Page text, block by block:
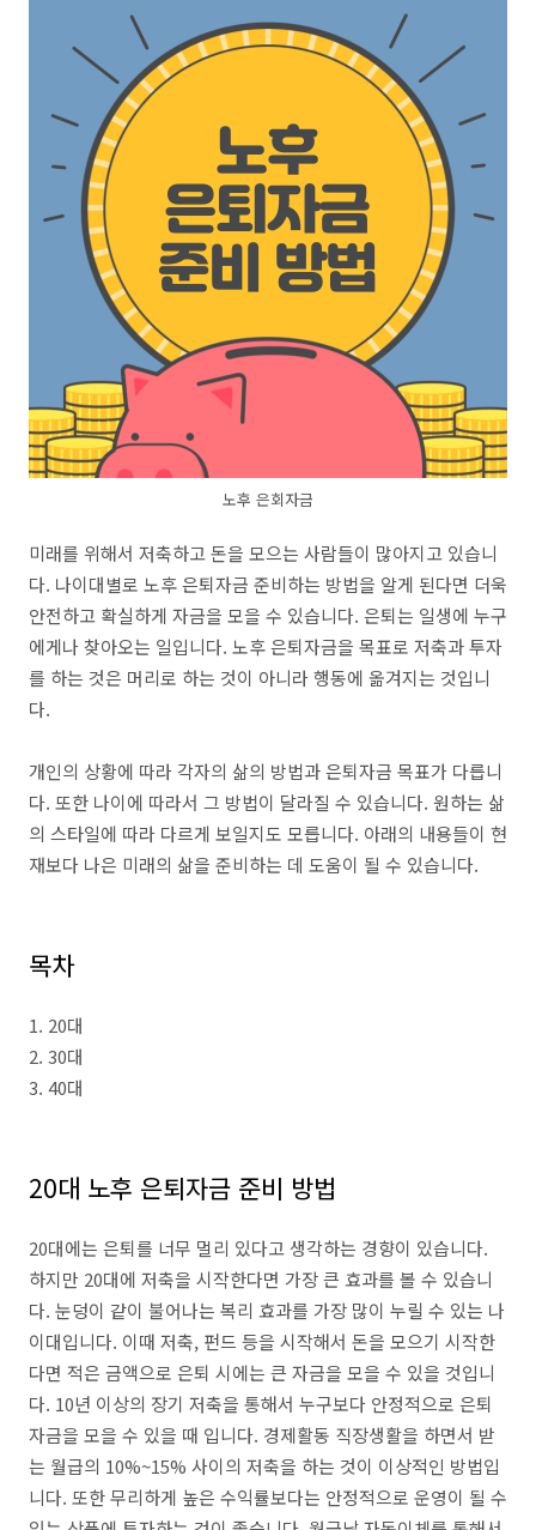
노후 은회자금
미래를 위해서 저축하고 돈을 모으는 사람들이 많아지고 있습니
다. 나이대별로 노후 은퇴자금 준비하는 방법을 알게 된다면 더욱
안전하고 확실하게 자금을 모을 수 있습니다. 은퇴는 일생에 누구
에게나 찾아오는 일입니다. 노후 은퇴자금을 목표로 저축과 투자
를 하는 것은 머리로 하는 것이 아니라 행동에 옮겨지는 것입니
다.
개인의 상황에 따라 각자의 삶의 방법과 은퇴자금 목표가 다릅니
다. 또한 나이에 따라서 그 방법이 달라질 수 있습니다. 원하는 삶
의 스타일에 따라 다르게 보일지도 모릅니다. 아래의 내용들이 현
재보다 나은 미래의 삶을 준비하는 데 도움이 될 수 있습니다.
목차
1. 20대
2. 30대
3. 40대
20대 노후 은퇴자금 준비 방법
20대에는 은퇴를 너무 멀리 있다고 생각하는 경향이 있습니다.
하지만 20대에 저축을 시작한다면 가장 큰 효과를 볼 수 있습니
다. 눈덩이 같이 불어나는 복리 효과를 가장 많이 누릴 수 있는 나
이대입니다. 이때 저축, 펀드 등을 시작해서 돈을 모으기 시작한
다면 적은 금액으로 은퇴 시에는 큰 자금을 모을 수 있을 것입니
다. 10년 이상의 장기 저축을 통해서 누구보다 안정적으로 은퇴
자금을 모을 수 있을 때 입니다. 경제활동 직장생활을 하면서 받
는 월급의 10%~15% 사이의 저축을 하는 것이 이상적인 방법입
니다. 또한 무리하게 높은 수익률보다는 안정적으로 운영이 될 수